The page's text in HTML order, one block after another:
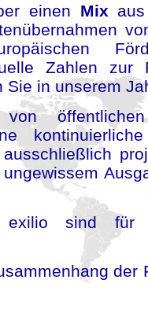
einen Mix
Zahlen zur
Sie in unserem
sind für
der